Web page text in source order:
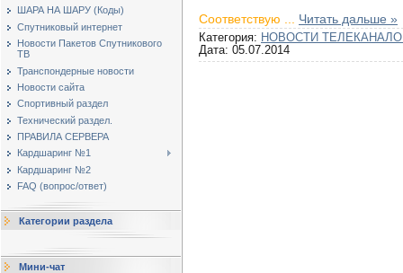
ШАРА НА ШАРУ (Коды)
Спутниковый интернет
Новости Пакетов Спутникового
ТВ
Транспондерные новости
Новости сайта
Спортивный раздел
Технический раздел.
ПРАВИЛА СЕРВЕРА
Кардшаринг №1
Кардшаринг №2
FAQ (вопрос/ответ)
Категории раздела
Мини-чат
Соответствую
Читать дальше »
Категория: НОВОСТИ
Дата: 05.07.2014